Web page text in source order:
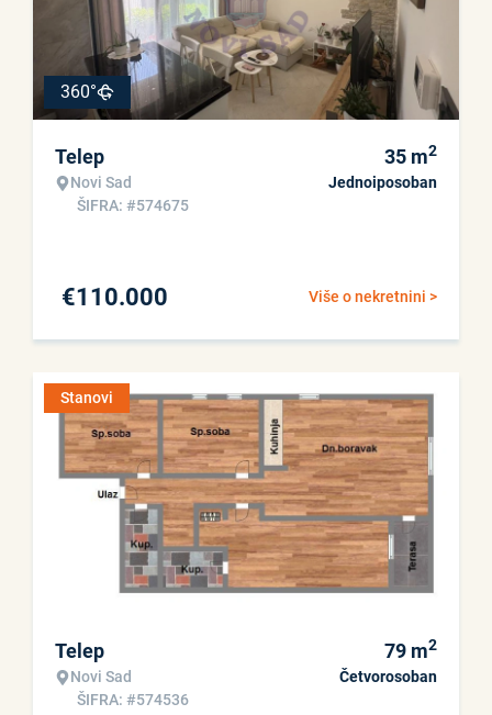
360°
Telep
Novi Sad
ŠIFRA: #574675
35 m2
Jednoiposoban
Više o nekretnini >
€110.000
Stanovi
Telep
Novi Sad
ŠIFRA: #574536
79 m2
Četvorosoban